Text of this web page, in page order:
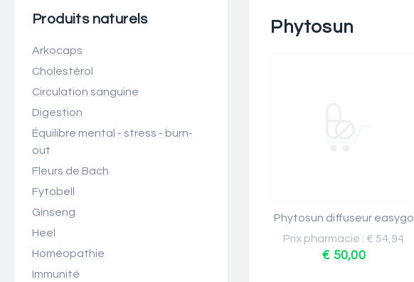
Produits naturels
Arkocaps
Cholestérol
Circulation sanguine
Digestion
Équilibre mental - stress - burn-
out
Fleurs de Bach
Fytobell
Ginseng
Heel
Homéopathie
Immunité
Phytosun
Phytosun diffuseur easygo
Prix pharmacie : € 54,94
€ 50,00